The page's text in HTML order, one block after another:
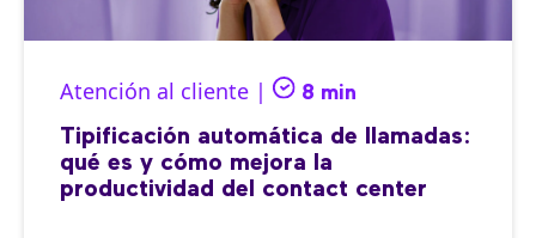
Atención al cliente | 8 min
Tipificación automática de llamadas:
qué es y cómo mejora la
productividad del contact center